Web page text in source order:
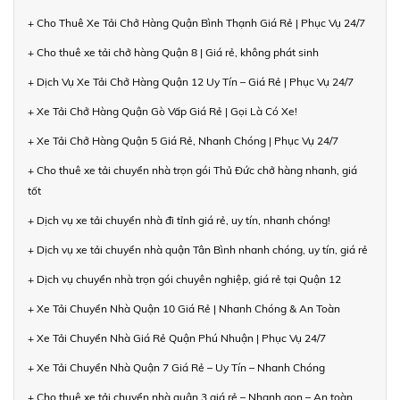
+ Cho Thuê Xe Tải Chở Hàng Quận Bình Thạnh Giá Rẻ | Phục Vụ 24/7
+ Cho thuê xe tải chở hàng Quận 8 | Giá rẻ, không phát sinh
+ Dịch Vụ Xe Tải Chở Hàng Quận 12 Uy Tín – Giá Rẻ | Phục Vụ 24/7
+ Xe Tải Chở Hàng Quận Gò Vấp Giá Rẻ | Gọi Là Có Xe!
+ Xe Tải Chở Hàng Quận 5 Giá Rẻ, Nhanh Chóng | Phục Vụ 24/7
+ Cho thuê xe tải chuyển nhà trọn gói Thủ Đức chở hàng nhanh, giá
tốt
+ Dịch vụ xe tải chuyển nhà đi tỉnh giá rẻ, uy tín, nhanh chóng!
+ Dịch vụ xe tải chuyển nhà quận Tân Bình nhanh chóng, uy tín, giá rẻ
+ Dịch vụ chuyển nhà trọn gói chuyên nghiệp, giá rẻ tại Quận 12
+ Xe Tải Chuyển Nhà Quận 10 Giá Rẻ | Nhanh Chóng & An Toàn
+ Xe Tải Chuyển Nhà Giá Rẻ Quận Phú Nhuận | Phục Vụ 24/7
+ Xe Tải Chuyển Nhà Quận 7 Giá Rẻ – Uy Tín – Nhanh Chóng
+ Cho thuê xe tải chuyển nhà quận 3 giá rẻ – Nhanh gọn – An toàn